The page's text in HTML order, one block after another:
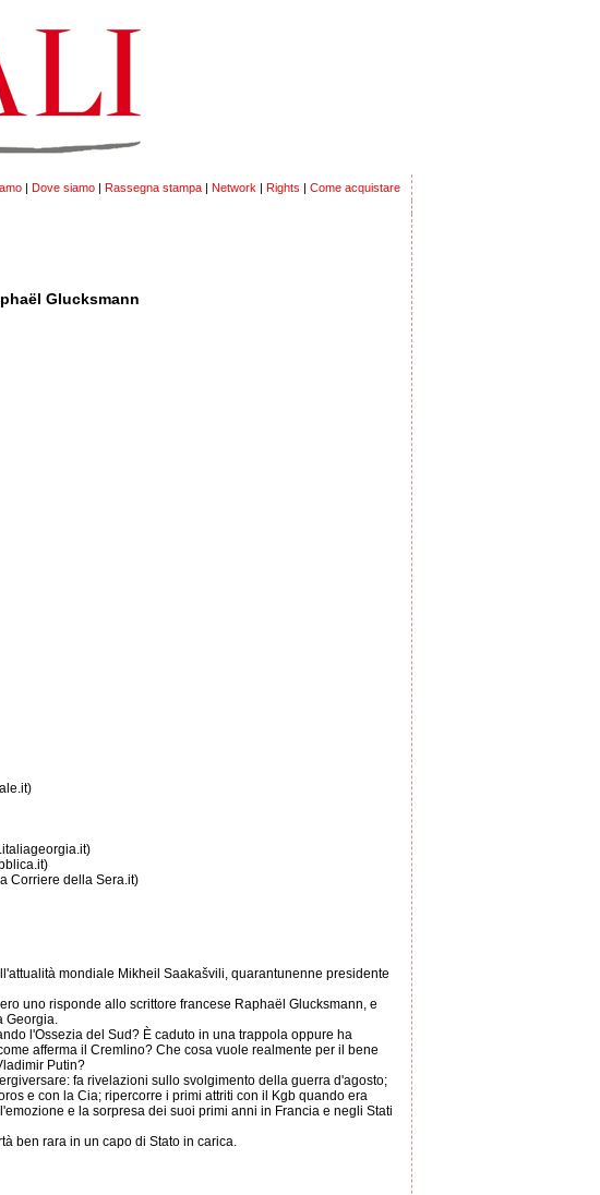
| Dove siamo | Rassegna stampa | Network | Rights | Come acquistare
Glucksmann
Corriere della Sera.it)
mondiale Mikheil Saakašvili, quarantunenne presidente
uno risponde allo scrittore francese Raphaël Glucksmann, e
Georgia.
l'Ossezia del Sud? È caduto in una trappola oppure ha
afferma il Cremlino? Che cosa vuole realmente per il bene
Putin?
fa rivelazioni sullo svolgimento della guerra d'agosto;
e con la Cia; ripercorre i primi attriti con il Kgb quando era
e la sorpresa dei suoi primi anni in Francia e negli Stati
ben rara in un capo di Stato in carica.